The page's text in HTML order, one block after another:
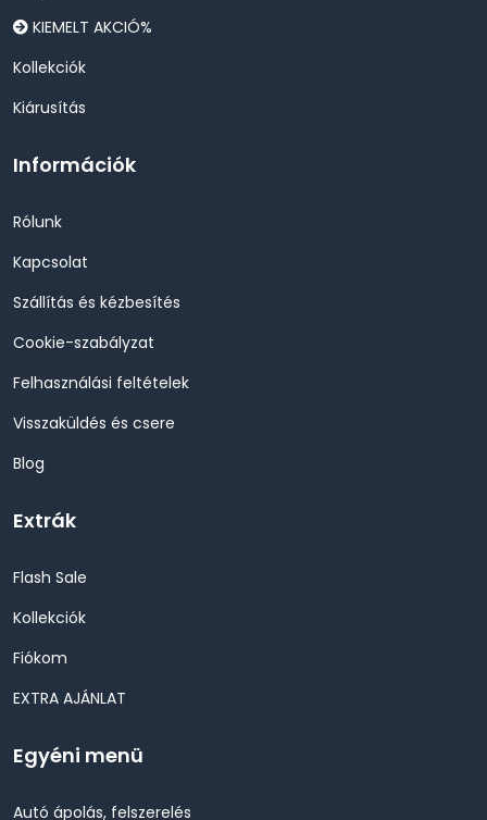
KIEMELT AKCIÓ%
Kollekciók
Kiárusítás
Információk
Rólunk
Kapcsolat
Szállítás és kézbesítés
Cookie-szabályzat
Felhasználási feltételek
Visszaküldés és csere
Blog
Extrák
Flash Sale
Kollekciók
Fiókom
EXTRA AJÁNLAT
Egyéni menü
Autó ápolás, felszerelés